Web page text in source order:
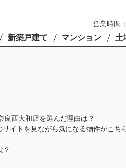
営業時間
新築戸建て マンション 土
良西大和店を選んだ理由は？
サイトを見ながら気になる物件がこち
？